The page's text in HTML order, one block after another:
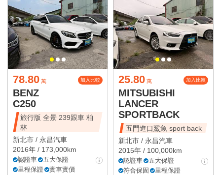
78.80 萬 加入比較
BENZ
C250
旅行版 全景 239跟車 柏
林
新北市 / 永昌汽車
2016年 / 173,000km
認證車
五大保證
里程保證
實車實價
25.80 萬 加入比較
MITSUBISHI
LANCER
SPORTBACK
五門進口鯊魚 sport back
新北市 / 永昌汽車
2015年 / 100,000km
認證車
五大保證
符合保固
里程保證